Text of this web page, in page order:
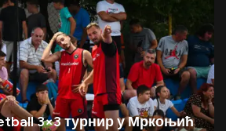
3×3 турнир у Мркоњић